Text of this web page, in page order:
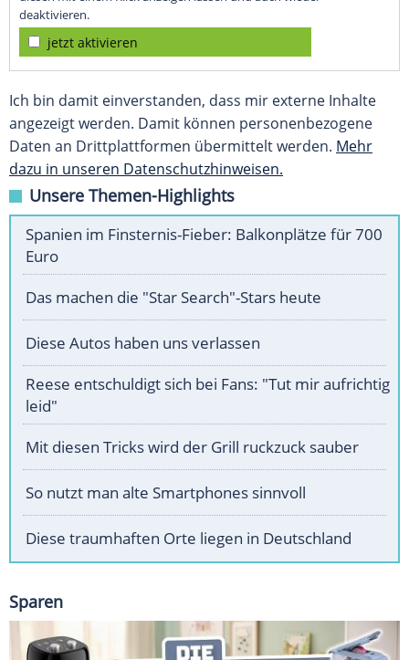
deaktivieren.
jetzt aktivieren
Ich bin damit einverstanden, dass mir externe Inhalte
angezeigt werden. Damit können personenbezogene
Daten an Drittplattformen übermittelt werden. Mehr
dazu in unseren Datenschutzhinweisen.
Unsere Themen-Highlights
Spanien im Finsternis-Fieber: Balkonplätze für 700
Euro
Das machen die "Star Search"-Stars heute
Diese Autos haben uns verlassen
Reese entschuldigt sich bei Fans: "Tut mir aufrichtig
leid"
Mit diesen Tricks wird der Grill ruckzuck sauber
So nutzt man alte Smartphones sinnvoll
Diese traumhaften Orte liegen in Deutschland
Sparen